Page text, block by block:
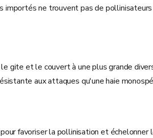
importés ne trouvent pas de pollinisateurs
gite et le couvert à une plus grande
aux attaques qu'une haie
favoriser la pollinisation et échelonner